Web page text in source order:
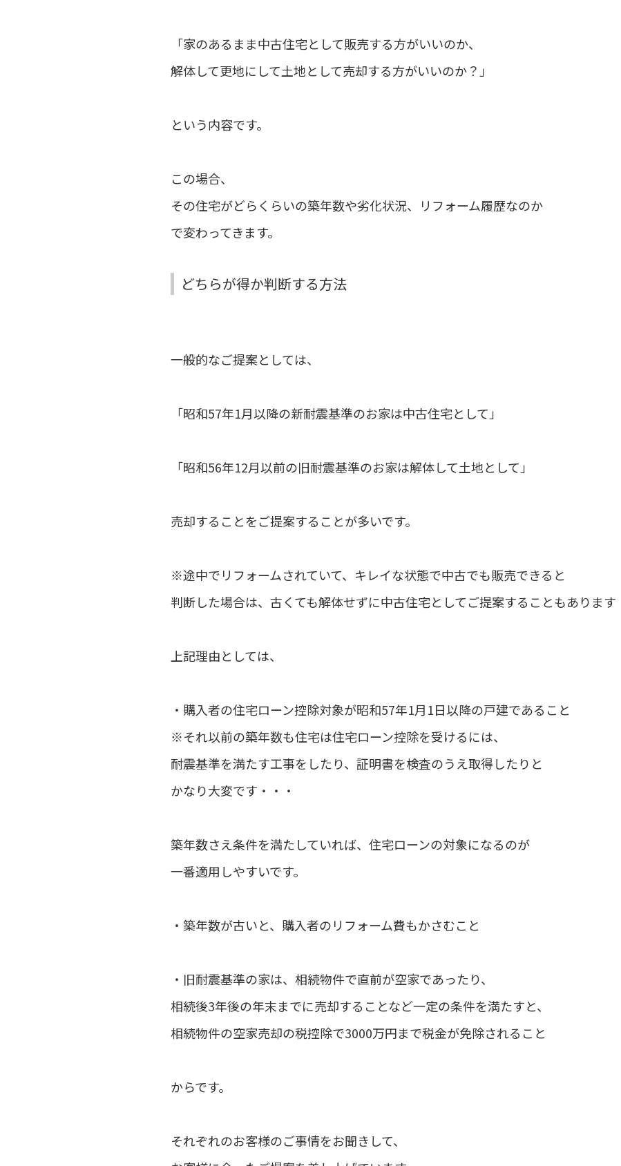
「家のあるまま中古住宅として販売する方がいいのか、
解体して更地にして土地として売却する方がいいのか？」
という内容です。
この場合、
その住宅がどらくらいの築年数や劣化状況、リフォーム履歴なのか
で変わってきます。
どちらが得か判断する方法
一般的なご提案としては、
「昭和57年1月以降の新耐震基準のお家は中古住宅として」
「昭和56年12月以前の旧耐震基準のお家は解体して土地として」
売却することをご提案することが多いです。
※途中でリフォームされていて、キレイな状態で中古でも販売できると
判断した場合は、古くても解体せずに中古住宅としてご提案することもあります
上記理由としては、
・購入者の住宅ローン控除対象が昭和57年1月1日以降の戸建であること
※それ以前の築年数も住宅は住宅ローン控除を受けるには、
耐震基準を満たす工事をしたり、証明書を検査のうえ取得したりと
かなり大変です・・・
築年数さえ条件を満たしていれば、住宅ローンの対象になるのが
一番適用しやすいです。
・築年数が古いと、購入者のリフォーム費もかさむこと
・旧耐震基準の家は、相続物件で直前が空家であったり、
相続後3年後の年末までに売却することなど一定の条件を満たすと、
相続物件の空家売却の税控除で3000万円まで税金が免除されること
からです。
それぞれのお客様のご事情をお聞きして、